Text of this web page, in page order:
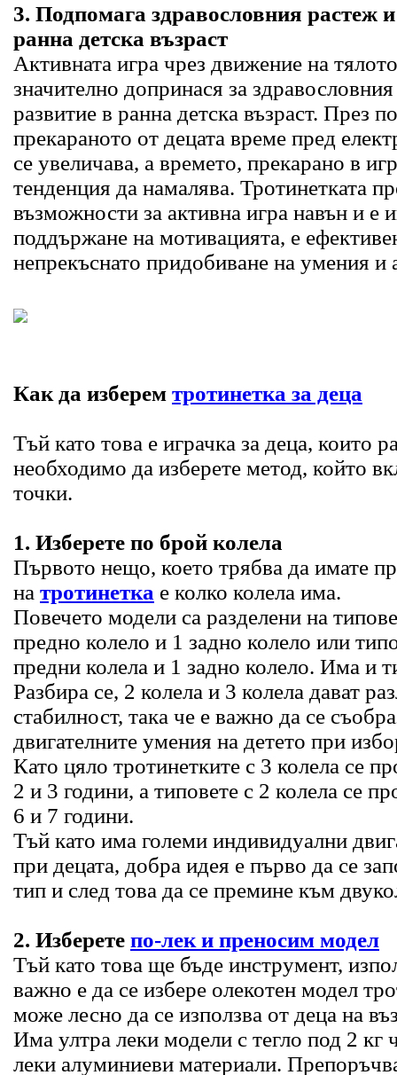
3. Подпомага здравословния растеж
ранна детска възраст
Активната игра чрез движение на
значително допринася за
развитие в ранна детска възраст. През
прекараното от децата време пред
се увеличава, а времето, прекарано в
тенденция да намалява. Тротинетката
възможности за активна игра навън и е
поддържане на мотивацията, е
непрекъснато придобиване на умения и
Как да изберем тротинетка за деца
Тъй като това е играчка за деца, които
необходимо да изберете метод, който
точки.
1. Изберете по брой колела
Първото нещо, което трябва да имате
на тротинетка е колко колела има.
Повечето модели са разделени на
предно колело и 1 задно колело или
предни колела и 1 задно колело. Има и
Разбира се, 2 колела и 3 колела дават
стабилност, така че е важно да се
двигателните умения на детето при
Като цяло тротинетките с 3 колела се
2 и 3 години, а типовете с 2 колела се
6 и 7 години.
Тъй като има големи индивидуални
при децата, добра идея е първо да се
тип и след това да се премине към
2. Изберете по-лек и преносим модел
Тъй като това ще бъде инструмент,
важно е да се избере олекотен модел
може лесно да се използва от деца на
Има ултра леки модели с тегло под 2 кг
леки алуминиеви материали.